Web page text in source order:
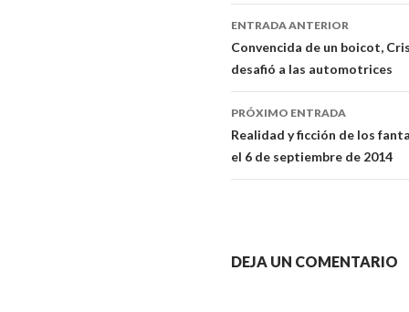
Navegador
de
artículos
ENTRADA ANTERIOR
Convencida de un boicot,
desafió a las automotrices
PRÓXIMO ENTRADA
Realidad y ficción de los
el 6 de septiembre de 2014
DEJA UN COMENTARIO